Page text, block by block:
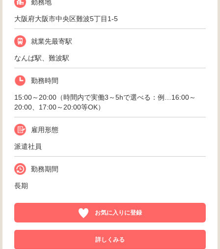
勤務地
大阪府大阪市中央区難波5丁目1-5
就業先最寄駅
なんば駅、難波駅
勤務時間
15:00～20:00（時間内で実働3～5hで選べる：例…16:00～
20:00、17:00～20:00等OK）
雇用形態
派遣社員
勤務期間
長期
お気に入りに登録
詳しくみる